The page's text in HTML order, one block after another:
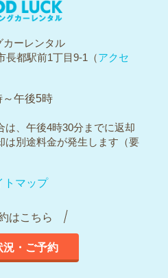
カーレンタル
都駅前1丁目9-1（アクセ
～午後5時
、午後4時30分までに返却
は別途料金が発生します（要
トマップ
はこちら
況・ご予約